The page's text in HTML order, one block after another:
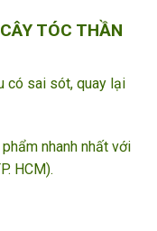
TÓC THẦN
có sai sót, quay lại
nhanh nhất với
HCM).